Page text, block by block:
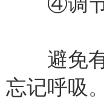
避免有
忘记呼吸。